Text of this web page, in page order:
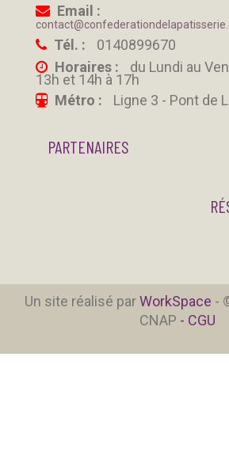
Email :
Tél. :
0140899670
Horaires :
du Lundi au
13h et 14h à 17h
Métro :
Ligne 3 - Pont de
PARTENAIRES
Un site réalisé parWorkSpace -
CNAP - CGU